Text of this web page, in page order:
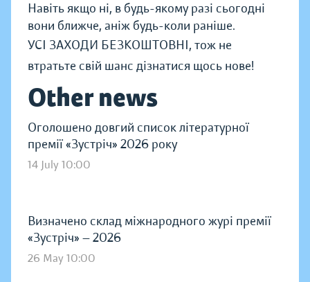
Навіть якщо ні, в будь-якому разі сьогодні
вони ближче, аніж будь-коли раніше.
УСІ ЗАХОДИ БЕЗКОШТОВНІ, тож не
втратьте свій шанс дізнатися щось нове!
Other news
Оголошено довгий список літературної
премії «Зустріч» 2026 року
14 July 10:00
Визначено склад міжнародного журі премії
«Зустріч» — 2026
26 May 10:00